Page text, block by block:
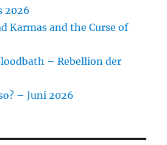
2026
Karmas and the Curse of
– Rebellion der
– Juni 2026